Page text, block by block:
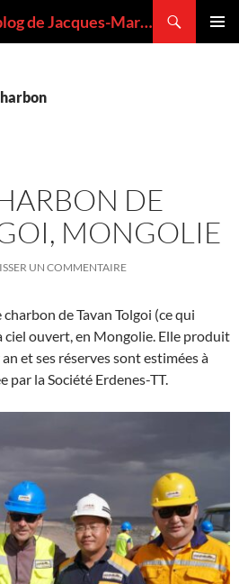
VOLCANMANIA : le blog de Jacques-Marie BARDINTZEFF, volcanologue
DE
MONGOLIE
UN COMMENTAIRE
de Tavan Tolgoi (ce qui
ciel ouvert, en Mongolie. Elle produit
et ses réserves sont estimées à
par la Société Erdenes-TT.